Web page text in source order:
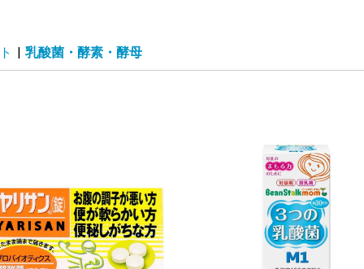
| 乳酸菌・酵素・酵母